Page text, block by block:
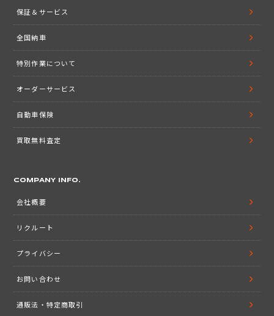
保証＆サービス
全国納車
特別作業について
オーダーサービス
自動車保険
買取無料査定
COMPANY INFO.
会社概要
リクルート
プライバシー
お問い合わせ
通販法・特定商取引